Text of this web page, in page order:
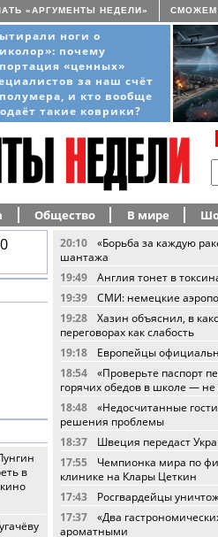
«АРГУМЕНТЫ НЕДЕЛИ» СМОЖЕМ
ноги о
почему
«ценных»
за наш счёт
и кто вообще
такие коврики?
Общество В мире
в
20:10
«Борьба за каждую
шантажа
19:49
Англия тонет в
19:39
СМИ: немецкие
19:28
Хазин объяснил, в
переговорах как слабость
19:18
Европейцы
18:54
«Проверьте паспорт
горячих обедов в школе —
18:48
«Недосчитанные
решения проблемы
18:37
Швеция передаст
17:55
Чемпионка мира по
клинике на Клары Цеткин
17:43
Росгвардейцы
17:37
«Два
ароматными